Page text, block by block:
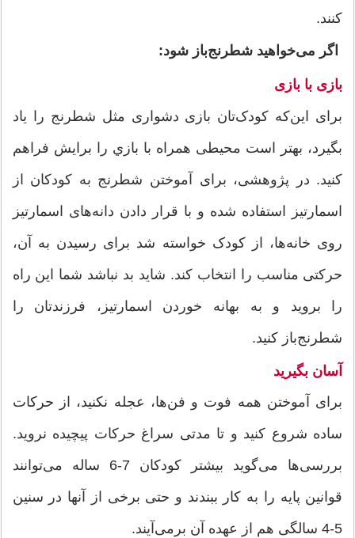
کنند.
اگر می‌خواهید شطرنج‌باز شود:
بازی با بازی
برای این‌که کودک‌تان بازی دشواری مثل شطرنج را یاد
بگیرد، بهتر است محیطی همراه با بازي را برایش فراهم
کنید. در پژوهشی، برای آموختن شطرنج به کودکان از
اسمارتیز استفاده شده و با قرار دادن دانه‌های اسمارتیز
روی خانه‌ها، از کودک خواسته شد برای رسیدن به آن،
حرکتی مناسب را انتخاب کند. شاید بد نباشد شما این راه
را بروید و به بهانه خوردن اسمارتیز، فرزند‌تان را
شطرنج‌باز کنید.
آسان بگیرید
برای آموختن همه فوت و فن‌ها، عجله نکنید، از حرکات
ساده شروع کنید و تا مدتی سراغ حرکات پیچیده نروید.
بررسی‌ها می‌گوید بیشتر کودکان 7-6 ساله می‌توانند
قوانین پایه را به کار ببندند و حتی برخی از آنها در سنین
5-4 سالگی هم از عهده آن برمی‌آیند.